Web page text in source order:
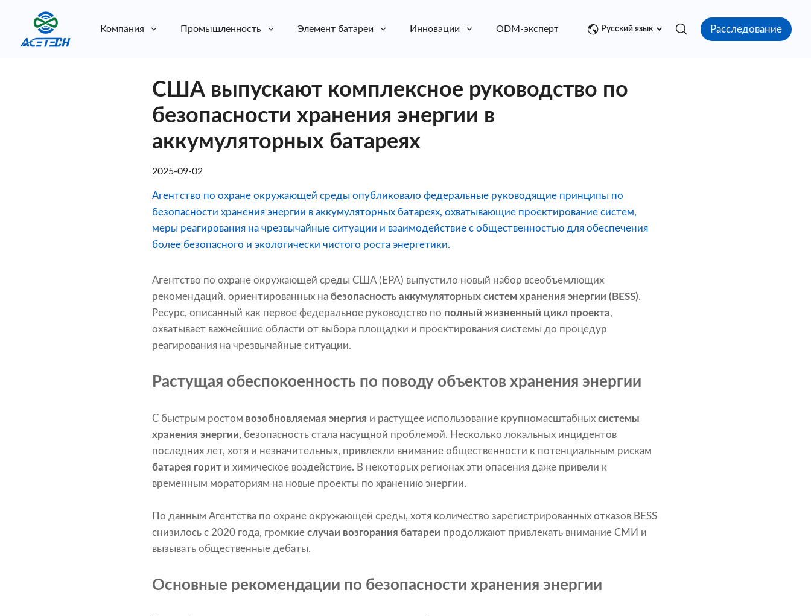
Компания Промышленность Элемент батареи Инновации ODM-эксперт Медиа центр Контакт
Русский язык Расследование
США выпускают комплексное руководство по
безопасности хранения энергии в
аккумуляторных батареях
2025-09-02
Агентство по охране окружающей среды опубликовало федеральные руководящие принципы по
безопасности хранения энергии в аккумуляторных батареях, охватывающие проектирование систем,
меры реагирования на чрезвычайные ситуации и взаимодействие с общественностью для обеспечения
более безопасного и экологически чистого роста энергетики.
Агентство по охране окружающей среды США (EPA) выпустило новый набор всеобъемлющих
рекомендаций, ориентированных на безопасность аккумуляторных систем хранения энергии (BESS).
Ресурс, описанный как первое федеральное руководство по полный жизненный цикл проекта,
охватывает важнейшие области от выбора площадки и проектирования системы до процедур
реагирования на чрезвычайные ситуации.
Растущая обеспокоенность по поводу объектов хранения энергии
С быстрым ростом возобновляемая энергия и растущее использование крупномасштабных системы
хранения энергии, безопасность стала насущной проблемой. Несколько локальных инцидентов
последних лет, хотя и незначительных, привлекли внимание общественности к потенциальным рискам
батарея горит и химическое воздействие. В некоторых регионах эти опасения даже привели к
временным мораториям на новые проекты по хранению энергии.
По данным Агентства по охране окружающей среды, хотя количество зарегистрированных отказов BESS
снизилось с 2020 года, громкие случаи возгорания батареи продолжают привлекать внимание СМИ и
вызывать общественные дебаты.
Основные рекомендации по безопасности хранения энергии